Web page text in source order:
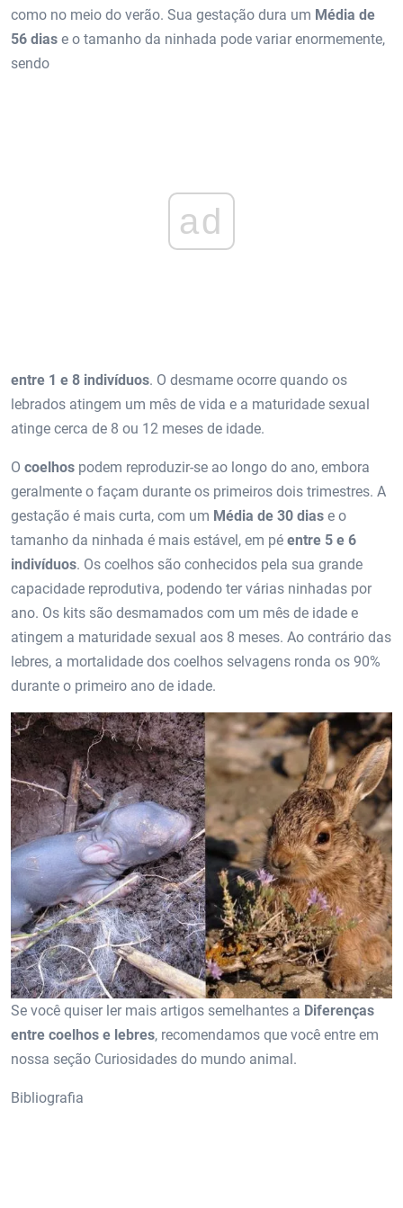
como no meio do verão. Sua gestação dura um Média de
56 dias e o tamanho da ninhada pode variar enormemente,
sendo
ad
entre 1 e 8 indivíduos. O desmame ocorre quando os
lebrados atingem um mês de vida e a maturidade sexual
atinge cerca de 8 ou 12 meses de idade.
O coelhos podem reproduzir-se ao longo do ano, embora
geralmente o façam durante os primeiros dois trimestres. A
gestação é mais curta, com um Média de 30 dias e o
tamanho da ninhada é mais estável, em pé entre 5 e 6
indivíduos. Os coelhos são conhecidos pela sua grande
capacidade reprodutiva, podendo ter várias ninhadas por
ano. Os kits são desmamados com um mês de idade e
atingem a maturidade sexual aos 8 meses. Ao contrário das
lebres, a mortalidade dos coelhos selvagens ronda os 90%
durante o primeiro ano de idade.
Se você quiser ler mais artigos semelhantes a Diferenças
entre coelhos e lebres, recomendamos que você entre em
nossa seção Curiosidades do mundo animal.
Bibliografia